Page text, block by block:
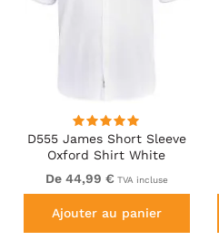
D555 James Short Sleeve
Oxford Shirt White
De 44,99 € TVA incluse
Ajouter au panier